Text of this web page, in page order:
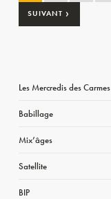
SUIVANT ›
Les Mercredis des Carmes
Babillage
Mix’âges
Satellite
BIP